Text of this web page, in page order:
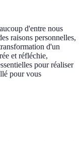
d'entre nous
raisons personnelles,
d'un
et réfléchie,
pour réaliser
pour vous